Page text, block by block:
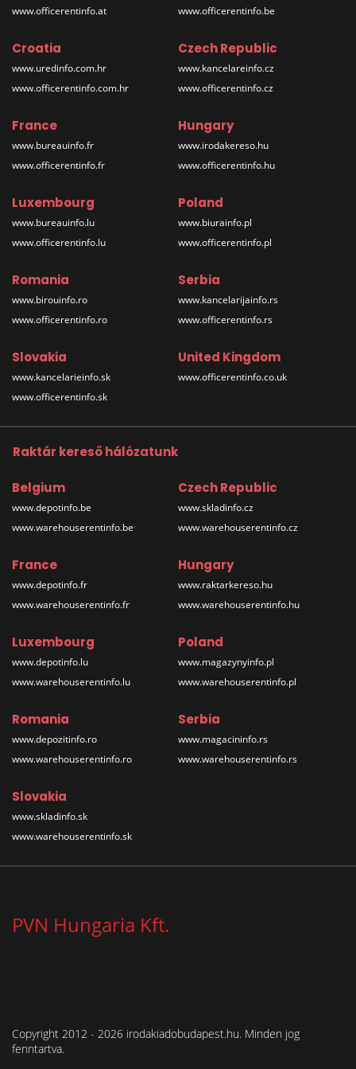
www.officerentinfo.at
www.officerentinfo.be
Croatia
www.uredinfo.com.hr
www.officerentinfo.com.hr
Czech Republic
www.kancelareinfo.cz
www.officerentinfo.cz
France
www.bureauinfo.fr
www.officerentinfo.fr
Hungary
www.irodakereso.hu
www.officerentinfo.hu
Luxembourg
www.bureauinfo.lu
www.officerentinfo.lu
Poland
www.biurainfo.pl
www.officerentinfo.pl
Romania
www.birouinfo.ro
www.officerentinfo.ro
Serbia
www.kancelarijainfo.rs
www.officerentinfo.rs
Slovakia
www.kancelarieinfo.sk
www.officerentinfo.sk
United Kingdom
www.officerentinfo.co.uk
Raktár kereső hálózatunk
Belgium
www.depotinfo.be
www.warehouserentinfo.be
Czech Republic
www.skladinfo.cz
www.warehouserentinfo.cz
France
www.depotinfo.fr
www.warehouserentinfo.fr
Hungary
www.raktarkereso.hu
www.warehouserentinfo.hu
Luxembourg
www.depotinfo.lu
www.warehouserentinfo.lu
Poland
www.magazynyinfo.pl
www.warehouserentinfo.pl
Romania
www.depozitinfo.ro
www.warehouserentinfo.ro
Serbia
www.magacininfo.rs
www.warehouserentinfo.rs
Slovakia
www.skladinfo.sk
www.warehouserentinfo.sk
PVN Hungaria Kft.
Copyright 2012 - 2026 irodakiadobudapest.hu. Minden jog
fenntartva.